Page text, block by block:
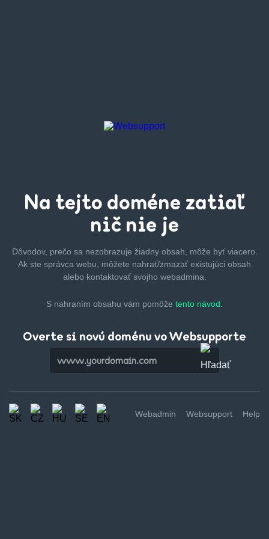
Na tejto doméne zatiaľ
nič nie je
Dôvodov, prečo sa nezobrazuje žiadny obsah, môže byťviacero.
Ak ste správca webu, môžete nahrať/zmazaťexistujúci obsah
alebo kontaktovať svojho webadmina.
S nahraním obsahu vám pomôže tento návod.
Overte si novú doménu vo Websupporte
Webadmin Websupport Help